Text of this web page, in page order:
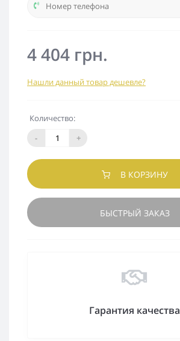
4 404 грн.
Нашли данный товар дешевле?
Количество:
-
+
В КОРЗИНУ
БЫСТРЫЙ ЗАКАЗ
Гарантия качества